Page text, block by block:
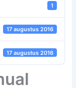
1
17 augustus 2016
17 augustus 2016